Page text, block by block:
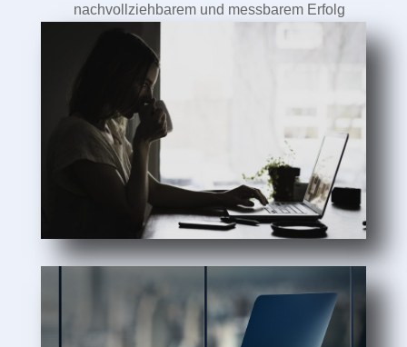
nachvollziehbarem und messbarem Erfolg